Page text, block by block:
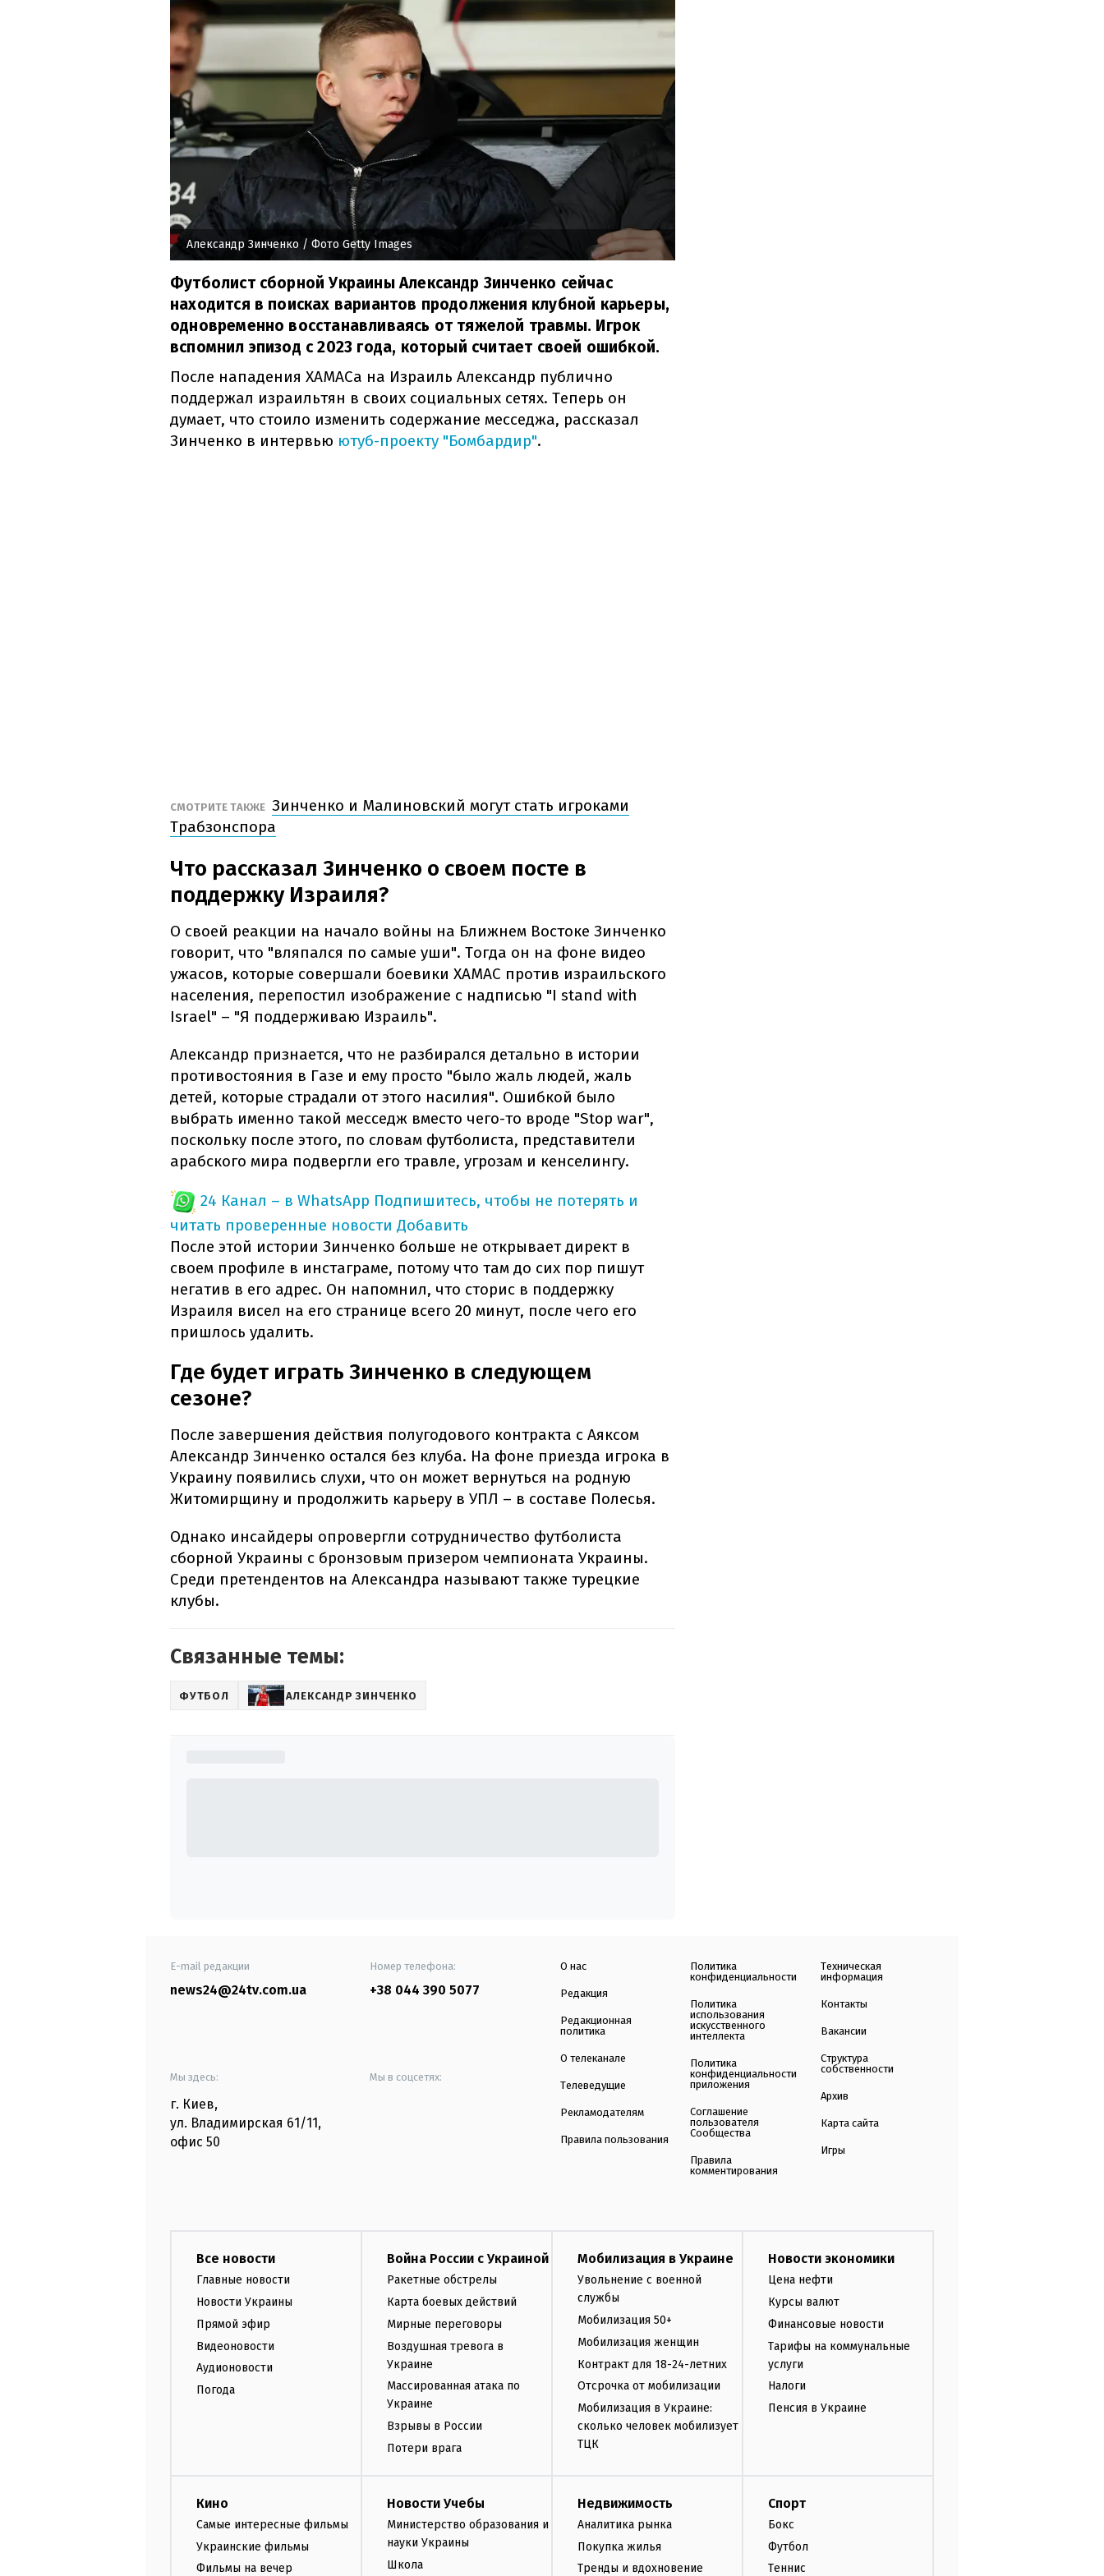
Александр Зинченко / Фото Getty Images
Футболист сборной Украины Александр Зинченко сейчас
находится в поисках вариантов продолжения клубной карьеры,
одновременно восстанавливаясь от тяжелой травмы. Игрок
вспомнил эпизод с 2023 года, который считает своей ошибкой.
После нападения ХАМАСа на Израиль Александр публично
поддержал израильтян в своих социальных сетях. Теперь он
думает, что стоило изменить содержание месседжа, рассказал
Зинченко в интервью ютуб-проекту "Бомбардир".
СМОТРИТЕ ТАКЖЕ Зинченко и Малиновский могут стать игроками
Трабзонспора
Что рассказал Зинченко о своем посте в
поддержку Израиля?
О своей реакции на начало войны на Ближнем Востоке Зинченко
говорит, что "вляпался по самые уши". Тогда он на фоне видео
ужасов, которые совершали боевики ХАМАС против израильского
населения, перепостил изображение с надписью "I stand with
Israel" – "Я поддерживаю Израиль".
Александр признается, что не разбирался детально в истории
противостояния в Газе и ему просто "было жаль людей, жаль
детей, которые страдали от этого насилия". Ошибкой было
выбрать именно такой месседж вместо чего-то вроде "Stop war",
поскольку после этого, по словам футболиста, представители
арабского мира подвергли его травле, угрозам и кенселингу.
24 Канал – в WhatsApp Подпишитесь, чтобы не потерять и
читать проверенные новости Добавить
После этой истории Зинченко больше не открывает директ в
своем профиле в инстаграме, потому что там до сих пор пишут
негатив в его адрес. Он напомнил, что сторис в поддержку
Израиля висел на его странице всего 20 минут, после чего его
пришлось удалить.
Где будет играть Зинченко в следующем
сезоне?
После завершения действия полугодового контракта с Аяксом
Александр Зинченко остался без клуба. На фоне приезда игрока в
Украину появились слухи, что он может вернуться на родную
Житомирщину и продолжить карьеру в УПЛ – в составе Полесья.
Однако инсайдеры опровергли сотрудничество футболиста
сборной Украины с бронзовым призером чемпионата Украины.
Среди претендентов на Александра называют также турецкие
клубы.
Связанные темы:
ФУТБОЛ АЛЕКСАНДР ЗИНЧЕНКО
E-mail редакции
news24@24tv.com.ua
Номер телефона:
+38 044 390 5077
Мы здесь:
г. Киев,
ул. Владимирская 61/11,
офис 50
Мы в соцсетях:
О нас
Редакция
Редакционная
политика
О телеканале
Телеведущие
Рекламодателям
Правила пользования
Политика
конфиденциальности
Политика
использования
искусственного
интеллекта
Политика
конфиденциальности
приложения
Соглашение
пользователя
Сообщества
Правила
комментирования
Техническая
информация
Контакты
Вакансии
Структура
собственности
Архив
Карта сайта
Игры
Все новости
Главные новости
Новости Украины
Прямой эфир
Видеоновости
Аудионовости
Погода
Война России с Украиной
Ракетные обстрелы
Карта боевых действий
Мирные переговоры
Воздушная тревога в
Украине
Массированная атака по
Украине
Взрывы в России
Потери врага
Мобилизация в Украине
Увольнение с военной
службы
Мобилизация 50+
Мобилизация женщин
Контракт для 18-24-летних
Отсрочка от мобилизации
Мобилизация в Украине:
сколько человек мобилизует
ТЦК
Новости экономики
Цена нефти
Курсы валют
Финансовые новости
Тарифы на коммунальные
услуги
Налоги
Пенсия в Украине
Кино
Самые интересные фильмы
Украинские фильмы
Фильмы на вечер
Новости Учебы
Министерство образования и
науки Украины
Школа
Недвижимость
Аналитика рынка
Покупка жилья
Тренды и вдохновение
Спорт
Бокс
Футбол
Теннис